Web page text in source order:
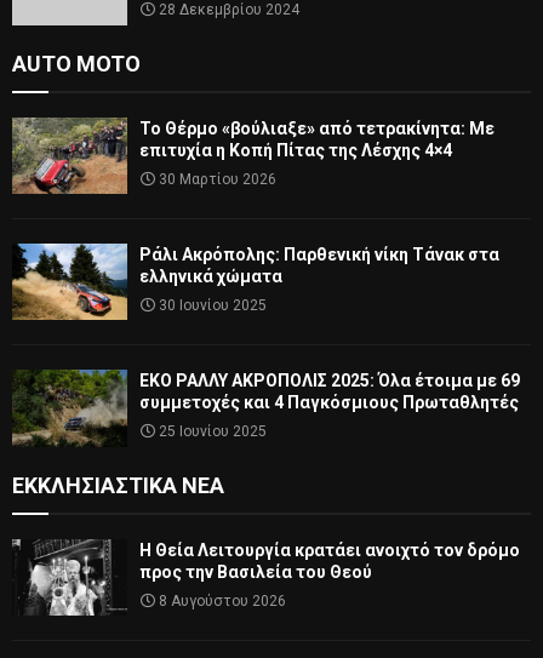
28 Δεκεμβρίου 2024
AUTO MOTO
Το Θέρμο «βούλιαξε» από τετρακίνητα: Με
επιτυχία η Κοπή Πίτας της Λέσχης 4×4
30 Μαρτίου 2026
Ράλι Ακρόπολης: Παρθενική νίκη Τάνακ στα
ελληνικά χώματα
30 Ιουνίου 2025
ΕΚΟ ΡΑΛΛΥ ΑΚΡΟΠΟΛΙΣ 2025: Όλα έτοιμα με 69
συμμετοχές και 4 Παγκόσμιους Πρωταθλητές
25 Ιουνίου 2025
ΕΚΚΛΗΣΙΑΣΤΙΚΆ ΝΈΑ
Η Θεία Λειτουργία κρατάει ανοιχτό τον δρόμο
προς την Βασιλεία του Θεού
8 Αυγούστου 2026